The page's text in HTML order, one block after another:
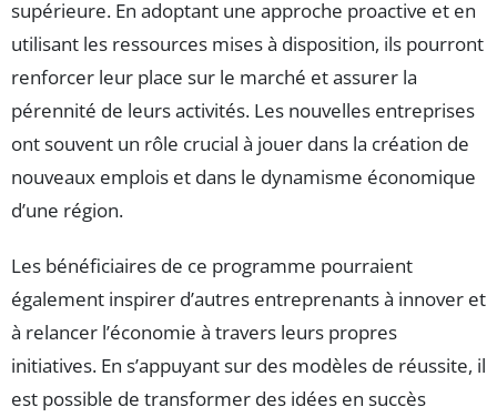
supérieure. En adoptant une approche proactive et en
utilisant les ressources mises à disposition, ils pourront
renforcer leur place sur le marché et assurer la
pérennité de leurs activités. Les nouvelles entreprises
ont souvent un rôle crucial à jouer dans la création de
nouveaux emplois et dans le dynamisme économique
d’une région.
Les bénéficiaires de ce programme pourraient
également inspirer d’autres entreprenants à innover et
à relancer l’économie à travers leurs propres
initiatives. En s’appuyant sur des modèles de réussite, il
est possible de transformer des idées en succès